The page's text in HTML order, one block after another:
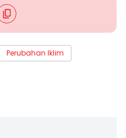
Perubahan Iklim